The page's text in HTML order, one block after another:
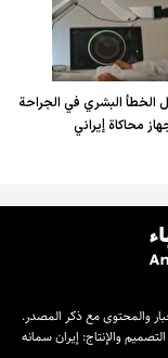
الخطأ البشري في الجراحة
محاكاة إيراني
والمحتوى مع ذكر المصدر.
التصميم والإنتاج: إيران سمانه